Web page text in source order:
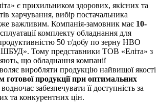
є прихильником здорових, якісних та
харчування, вибір постачальника
важливим. Компанія-замовник має 10-
комплекту обладнання для
50 т/добу по зерну НВО
Тому представники ТОВ «Еліта» з
що обладнання компанії
виробляти продукцію найвищої якості
готової продукції при оптимальних
водночас забезпечувати її доступність за
та конкурентних цін.